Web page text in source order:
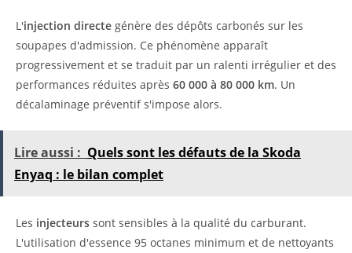
L'injection directe génère des dépôts carbonés sur les
soupapes d'admission. Ce phénomène apparaît
progressivement et se traduit par un ralenti irrégulier et des
performances réduites après 60 000 à 80 000 km. Un
décalaminage préventif s'impose alors.
Lire aussi : Quels sont les défauts de la Skoda
Enyaq : le bilan complet
Les injecteurs sont sensibles à la qualité du carburant.
L'utilisation d'essence 95 octanes minimum et de nettoyants